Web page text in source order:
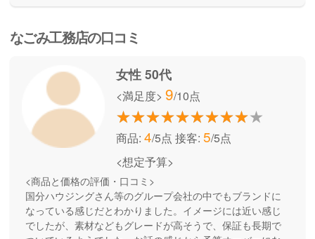
なごみ工務店の口コミ
女性 50代
<満足度> 9/10点
商品: 4/5点 接客: 5/5点
<想定予算>
<商品と価格の評価・口コミ>
国分ハウジングさん等のグループ会社の中でもブランドに
なっている感じだとわかりました。イメージには近い感じ
でしたが、素材などもグレードが高そうで、保証も長期で